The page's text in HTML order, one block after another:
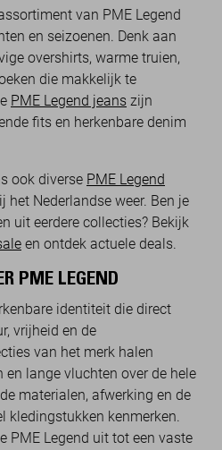
van PME Legend
en seizoenen. Denk aan
overshirts, warme truien,
die makkelijk te
PME Legend jeans zijn
fits en herkenbare denim
ook diverse PME Legend
het Nederlandse weer. Ben je
uit eerdere collecties? Bekijk
en ontdek actuele deals.
PME LEGEND
identiteit die direct
vrijheid en de
van het merk halen
lange vluchten over de hele
materialen, afwerking en de
kledingstukken kenmerken.
PME Legend uit tot een vaste